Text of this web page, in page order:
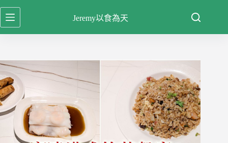
跳
至
容
Jeremy以食為天